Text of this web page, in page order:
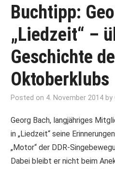
Buchtipp:
„Liedzeit“ –
Geschichte
Oktoberklubs
Posted on 4. November 2014 by
Georg Bach, langjähriges
in „Liedzeit“ seine
„Motor“ der DDR-
Dabei bleibt er nicht beim